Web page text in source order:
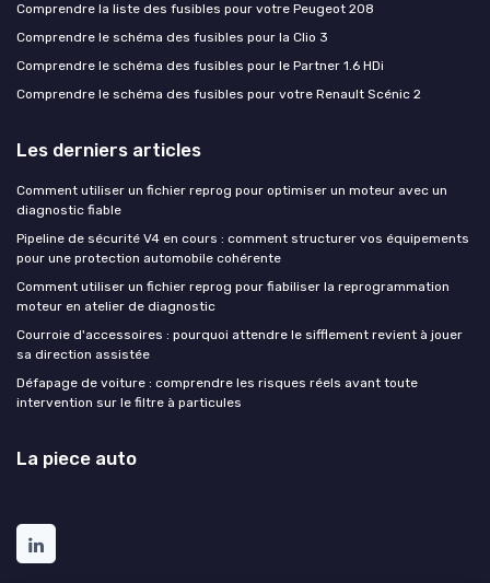
Comprendre la liste des fusibles pour votre Peugeot 208
Comprendre le schéma des fusibles pour la Clio 3
Comprendre le schéma des fusibles pour le Partner 1.6 HDi
Comprendre le schéma des fusibles pour votre Renault Scénic 2
Les derniers articles
Comment utiliser un fichier reprog pour optimiser un moteur avec un
diagnostic fiable
Pipeline de sécurité V4 en cours : comment structurer vos équipements
pour une protection automobile cohérente
Comment utiliser un fichier reprog pour fiabiliser la reprogrammation
moteur en atelier de diagnostic
Courroie d'accessoires : pourquoi attendre le sifflement revient à jouer
sa direction assistée
Défapage de voiture : comprendre les risques réels avant toute
intervention sur le filtre à particules
La piece auto